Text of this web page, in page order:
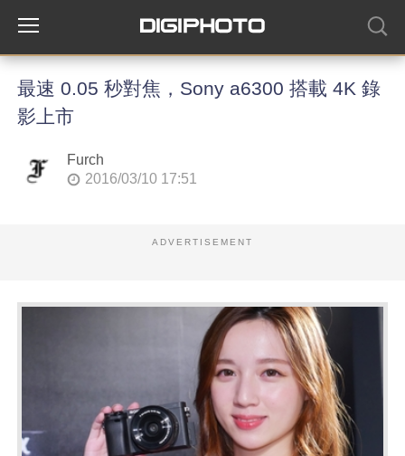
最速 0.05 秒對焦，Sony a6300 搭載 4K 錄
影上市
Furch
2016/03/10 17:51
ADVERTISEMENT